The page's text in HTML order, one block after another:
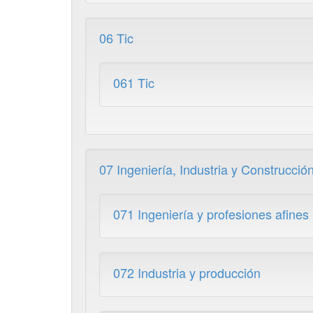
06 Tic
061 Tic
07 Ingeniería, Industria y
071 Ingeniería y profesiones afines
072 Industria y producción